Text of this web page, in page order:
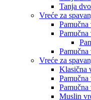
Tanja
Vreće za
Pamučna
Pamučna
Pamučna
Vreće za
Klasična
Muslin